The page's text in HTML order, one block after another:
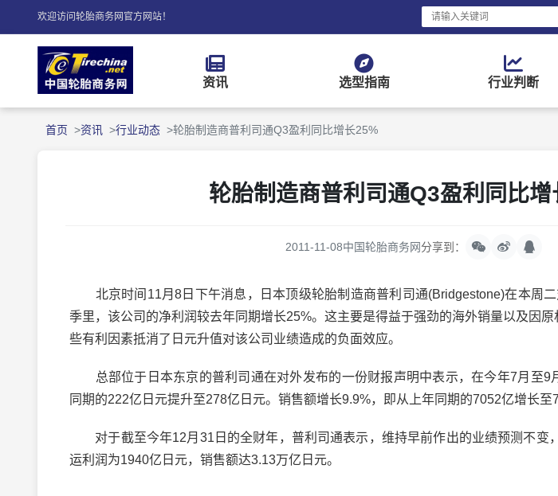
欢迎访问轮胎商务网官方网站！
资讯 选型指南 行业判断
首页 资讯 行业动态 轮胎制造商普利司通Q3盈利同比增长25%
轮胎制造商普利司通Q3盈利同比增
2011-11-08中国轮胎商务网分享到：
北京时间11月8日下午消息，日本顶级轮胎制造商普利司通(Bridgestone)在本周
季里，该公司的净利润较去年同期增长25%。这主要是得益于强劲的海外销量以及因
些有利因素抵消了日元升值对该公司业绩造成的负面效应。
总部位于日本东京的普利司通在对外发布的一份财报声明中表示，在今年7月至9
同期的222亿日元提升至278亿日元。销售额增长9.9%，即从上年同期的7052亿增长至
对于截至今年12月31日的全财年，普利司通表示，维持早前作出的业绩预测不变
运利润为1940亿日元，销售额达3.13万亿日元。